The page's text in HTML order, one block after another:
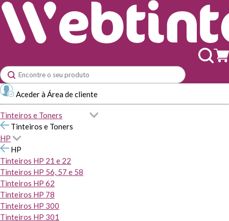
Aceder à Área de cliente
Tinteiros e Toners
Tinteiros e Toners
HP
HP
Tinteiros HP 21 e 22
Tinteiros HP 56, 57 e 58
Tinteiros HP 62
Tinteiros HP 78
Tinteiros HP 300
Tinteiros HP 301